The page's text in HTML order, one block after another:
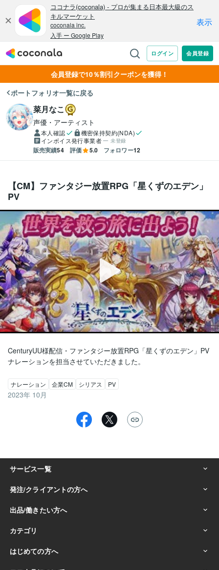
会員登録で10％割引クーポンを獲得！
ポートフォリオ一覧に戻る
菜月なこ
声優・アーティスト
本人確認
機密保持契約(NDA)
インボイス発行事業者
未登録
販売実績54 評価 5.0 フォロワー12
【CM】ファンタジー放置RPG「星くずのエデン」
PV
CenturyUU様配信・ファンタジー放置RPG「星くずのエデン」PV
ナレーションを担当させていただきました。
ナレーション 企業CM シリアス PV
2023年 10月